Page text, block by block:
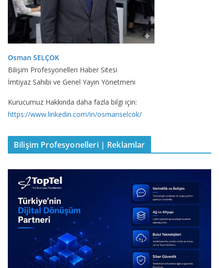
Osman SELÇOK
Bilişim Profesyonelleri Haber Sitesi
İmtiyaz Sahibi ve Genel Yayın Yönetmeni
Kurucumuz Hakkında daha fazla bilgi için:
https://www.linkedin.com/in/osmanselcok/
Bilişim Profesyonelleri | Reklamlar